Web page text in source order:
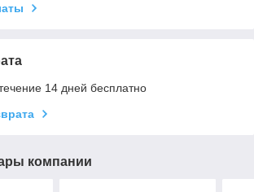
14 дней бесплатно
компании